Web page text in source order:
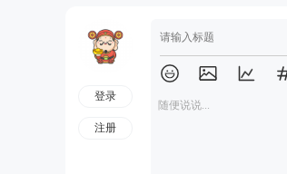
登录
注册
随便说说...